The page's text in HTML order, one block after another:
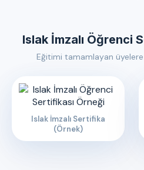
Islak İmzalı Öğrenci
Eğitimi tamamlayan
Islak İmzalı Sertifika
(Örnek)